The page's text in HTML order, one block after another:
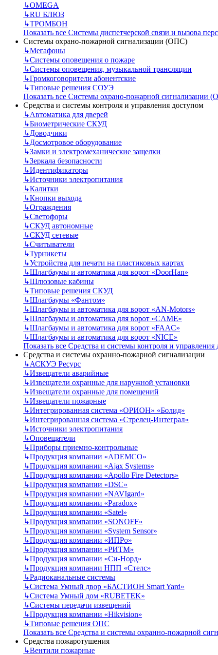
↳OMEGA
↳RU БЛЮЗ
↳ТРОМБОН
Показать все Системы диспетчерской связи и вызова
Системы охрано-пожарной сигнализации (ОПС)
↳Мегафоны
↳Системы оповещения о пожаре
↳Системы оповещения, музыкальной трансляции
↳Громкоговорители абонентские
↳Типовые решения СОУЭ
Показать все Системы охрано-пожарной сигнализации
Средства и системы контроля и управления доступом
↳Автоматика для дверей
↳Биометрические СКУД
↳Доводчики
↳Досмотровое оборудование
↳Замки и электромеханические защелки
↳Зеркала безопасности
↳Идентификаторы
↳Источники электропитания
↳Калитки
↳Кнопки выхода
↳Ограждения
↳Светофоры
↳СКУД автономные
↳СКУД сетевые
↳Считыватели
↳Турникеты
↳Устройства для печати на пластиковых картах
↳Шлагбаумы и автоматика для ворот «DoorHan»
↳Шлюзовые кабины
↳Типовые решения СКУД
↳Шлагбаумы «Фантом»
↳Шлагбаумы и автоматика для ворот «AN-Motors»
↳Шлагбаумы и автоматика для ворот «CAME»
↳Шлагбаумы и автоматика для ворот «FAAC»
↳Шлагбаумы и автоматика для ворот «NICE»
Показать все Средства и системы контроля и управления
Средства и системы охранно-пожарной сигнализации
↳АСКУЭ Ресурс
↳Извещатели аварийные
↳Извещатели охранные для наружной установки
↳Извещатели охранные для помещений
↳Извещатели пожарные
↳Интегрированная система «ОРИОН» «Болид»
↳Интегрированная система «Стрелец-Интеграл»
↳Источники электропитания
↳Оповещатели
↳Приборы приемно-контрольные
↳Продукция компании «ADEMCO»
↳Продукция компании «Ajax Systems»
↳Продукция компании «Apollo Fire Detectors»
↳Продукция компании «DSC»
↳Продукция компании «NAVIgard»
↳Продукция компании «Paradox»
↳Продукция компании «Satel»
↳Продукция компании «SONOFF»
↳Продукция компании «System Sensor»
↳Продукция компании «ИПРо»
↳Продукция компании «РИТМ»
↳Продукция компании «Си-Норд»
↳Продукция компании НПП «Стелс»
↳Радиоканальные системы
↳Система Умный двор «БАСТИОН Smart Yard»
↳Система Умный дом «RUBETEK»
↳Системы передачи извещений
↳Продукция компании «Hikvision»
↳Типовые решения ОПС
Показать все Средства и системы охранно-пожарной
Средства пожаротушения
↳Вентили пожарные